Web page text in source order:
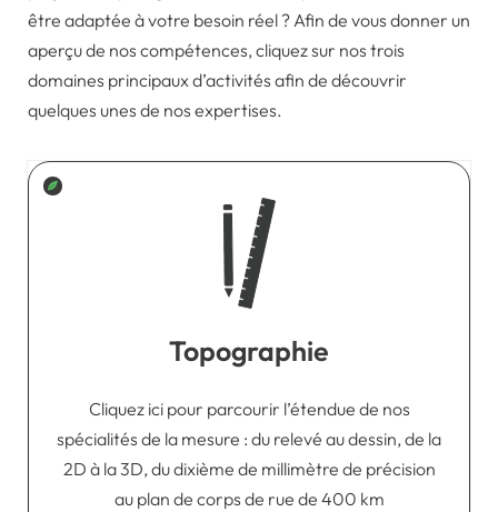
être adaptée à votre besoin réel ? Afin de vous donner un
aperçu de nos compétences, cliquez sur nos trois
domaines principaux d’activités afin de découvrir
quelques unes de nos expertises.
Topographie
Cliquez ici pour parcourir l’étendue de nos
spécialités de la mesure : du relevé au dessin, de la
2D à la 3D, du dixième de millimètre de précision
au plan de corps de rue de 400 km